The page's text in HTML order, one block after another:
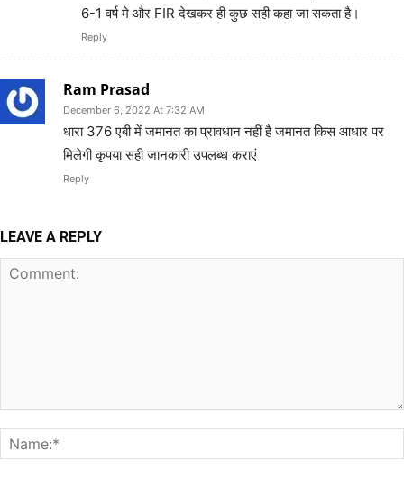
6-1 वर्ष मे और FIR देखकर ही कुछ सही कहा जा सकता है।
Reply
Ram Prasad
December 6, 2022 At 7:32 AM
धारा 376 एबी में जमानत का प्रावधान नहीं है जमानत किस आधार पर
मिलेगी कृपया सही जानकारी उपलब्ध कराएं
Reply
LEAVE A REPLY